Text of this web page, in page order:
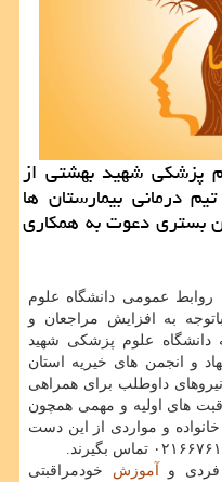
پزشكی شهید بهشتی از
درمانی بیمارستان ها
بستری دعوت به همكاری
روابط عمومی دانشگاه علوم
به افزایش مراجعان و
دانشگاه علوم پزشکی شهید
و انجمن های خیریه استان
داوطلب برای همراهی
های اولیه و مهمی همچون
خانواده و مواردی از این دست
فردی و
آموزش خودمراقبتی